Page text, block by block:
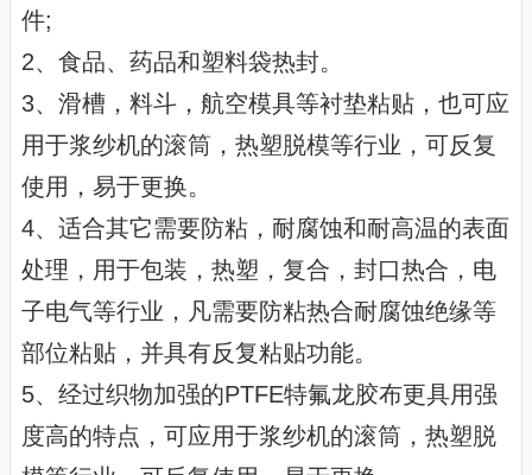
件;
2、食品、药品和塑料袋热封。
3、滑槽，料斗，航空模具等衬垫粘贴，也可应
用于浆纱机的滚筒，热塑脱模等行业，可反复
使用，易于更换。
4、适合其它需要防粘，耐腐蚀和耐高温的表面
处理，用于包装，热塑，复合，封口热合，电
子电气等行业，凡需要防粘热合耐腐蚀绝缘等
部位粘贴，并具有反复粘贴功能。
5、经过织物加强的PTFE特氟龙胶布更具用强
度高的特点，可应用于浆纱机的滚筒，热塑脱